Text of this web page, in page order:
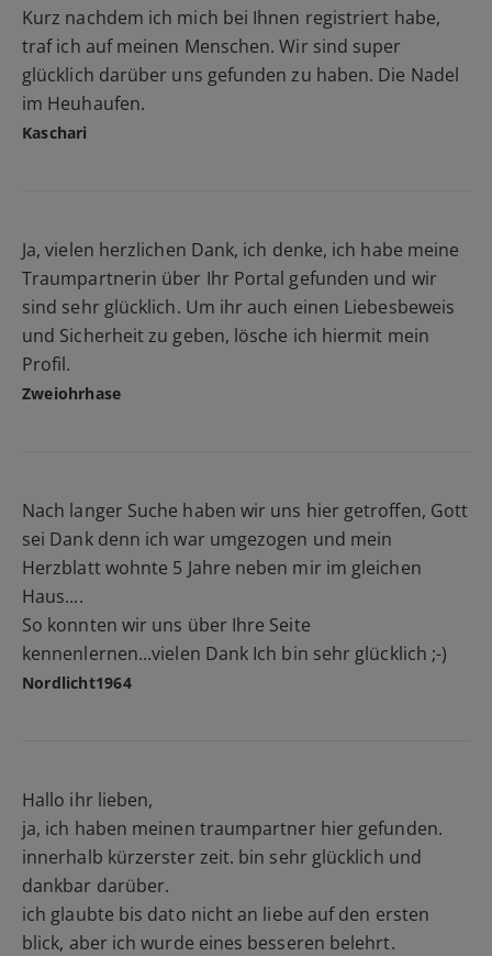
Kurz nachdem ich mich bei Ihnen registriert habe,
traf ich auf meinen Menschen. Wir sind super
glücklich darüber uns gefunden zu haben. Die Nadel
im Heuhaufen.
Kaschari
Ja, vielen herzlichen Dank, ich denke, ich habe meine
Traumpartnerin über Ihr Portal gefunden und wir
sind sehr glücklich. Um ihr auch einen Liebesbeweis
und Sicherheit zu geben, lösche ich hiermit mein
Profil.
Zweiohrhase
Nach langer Suche haben wir uns hier getroffen, Gott
sei Dank denn ich war umgezogen und mein
Herzblatt wohnte 5 Jahre neben mir im gleichen
Haus....
So konnten wir uns über Ihre Seite
kennenlernen...vielen Dank Ich bin sehr glücklich ;-)
Nordlicht1964
Hallo ihr lieben,
ja, ich haben meinen traumpartner hier gefunden.
innerhalb kürzerster zeit. bin sehr glücklich und
dankbar darüber.
ich glaubte bis dato nicht an liebe auf den ersten
blick, aber ich wurde eines besseren belehrt.